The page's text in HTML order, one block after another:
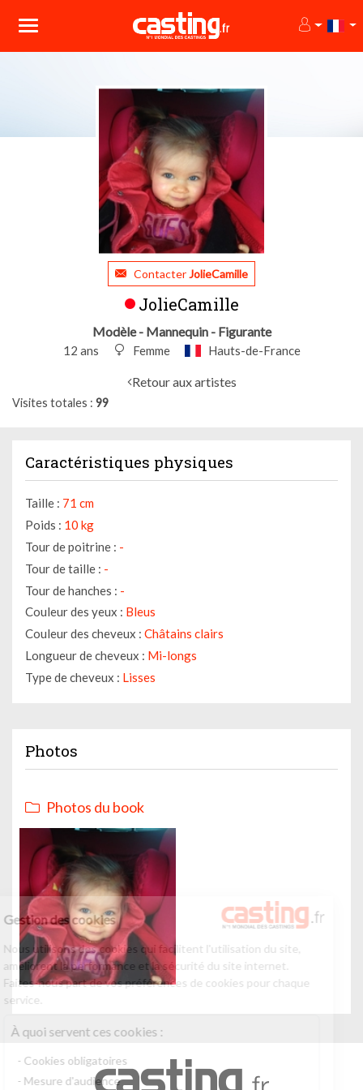
ContacterJolieCamille
JolieCamille
Modèle - Mannequin - Figurante
12 ans Femme Hauts-de-France
Retour aux artistes
Visites totales 99
Caractéristiques physiques
Taille : 71 cm
Poids : 10 kg
Tour de poitrine : -
Tour de taille : -
Tour de hanches : -
Couleur des yeux : Bleus
Couleur des cheveux : Châtains clairs
Longueur de cheveux : Mi-longs
Type de cheveux : Lisses
Photos
Photos du book
Gestion des cookies
Nous utilisons des cookies qui facilitent l'utilisation du site,
améliorent la performance et la sécurité du site internet.
Faites-nous part de vos préférences de cookies pour chaque
service.
À quoi servent ces cookies :
Cookies obligatoires
Mesure d'audience